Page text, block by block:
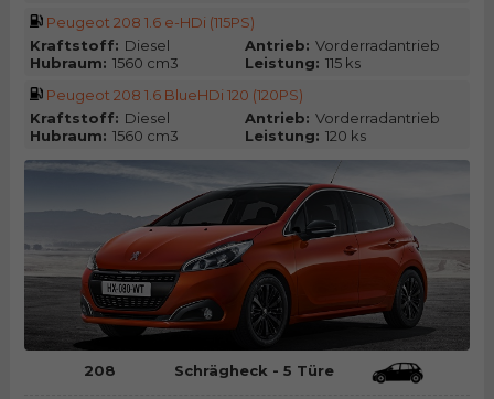
Peugeot 208 1.6 e-HDi (115PS)
Kraftstoff: Diesel Antrieb: Vorderradantrieb
Hubraum: 1560 cm3 Leistung: 115 ks
Peugeot 208 1.6 BlueHDi 120 (120PS)
Kraftstoff: Diesel Antrieb: Vorderradantrieb
Hubraum: 1560 cm3 Leistung: 120 ks
208 Schrägheck - 5 Türe